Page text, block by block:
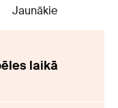
Jaunākie
laikā